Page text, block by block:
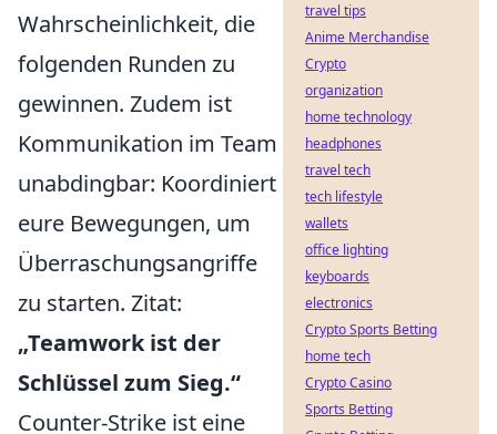
Wahrscheinlichkeit, die
folgenden Runden zu
gewinnen. Zudem ist
Kommunikation im Team
unabdingbar: Koordiniert
eure Bewegungen, um
Überraschungsangriffe
zu starten. Zitat:
„Teamwork ist der
Schlüssel zum Sieg.“
Counter-Strike ist eine
travel tips
Anime Merchandise
Crypto
organization
home technology
headphones
travel tech
tech lifestyle
wallets
office lighting
keyboards
electronics
Crypto Sports Betting
home tech
Crypto Casino
Sports Betting